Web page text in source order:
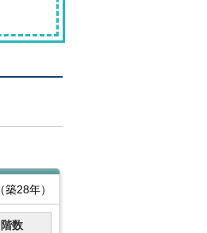
（築28年）
階数